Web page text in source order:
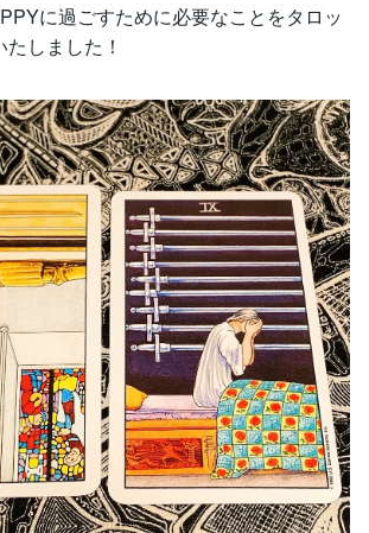
に過ごすために必要なことをタロッ
しました！